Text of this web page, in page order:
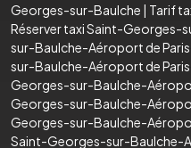
Georges-sur-Baulche | Tarif
Réserver taxi Saint-Georges-
sur-Baulche-Aéroport de
sur-Baulche-Aéroport de
Georges-sur-Baulche-
Georges-sur-Baulche-
Georges-sur-Baulche-
Saint-Georges-sur-Baulche-